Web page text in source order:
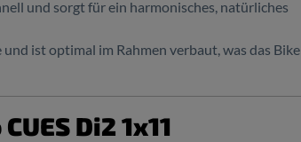
und sorgt für ein harmonisches, natürliches
ist optimal im Rahmen verbaut, was das Bike
Di2 1x11